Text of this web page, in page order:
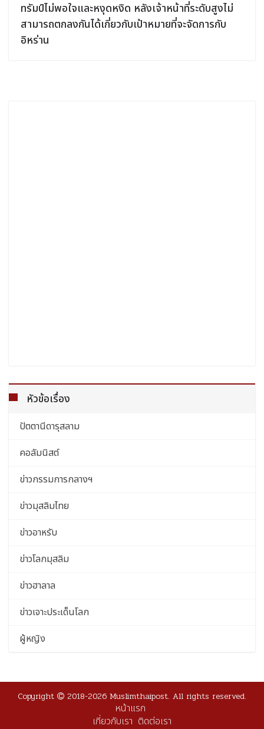
ทรัมป์ไม่พอใจและหงุดหงิด หลังเจ้าหน้าที่ระดับสูงไม่
สามารถตกลงกันได้เกี่ยวกับเป้าหมายที่จะจัดการกับ
อิหร่าน
หัวข้อเรื่อง
ปัตตานีดารุสลาม
คอลัมนิสต์
ข่าวกรรมการกลางฯ
ข่าวมุสลิมไทย
ข่าวอาหรับ
ข่าวโลกมุสลิม
ข่าวฮาลาล
ข่าวเจาะประเด็นโลก
ผู้หญิง